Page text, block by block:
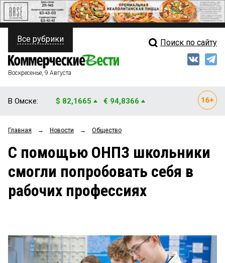
ПОЛИТИКА
ФИНАНСЫ
ОБЩЕСТВО
ЗАКОН
НОВОСТИ КОМПАНИЙ
Свежий выпуск
Рейтинги
Блоги
Архив
Все рубрики Поиск по сайту
Воскресенье, 9 Августа
В Омске: $ 82,1665 € 94,8366
Главная → Новости → Общество
С помощью ОНПЗ школьники
смогли попробовать себя в
рабочих профессиях